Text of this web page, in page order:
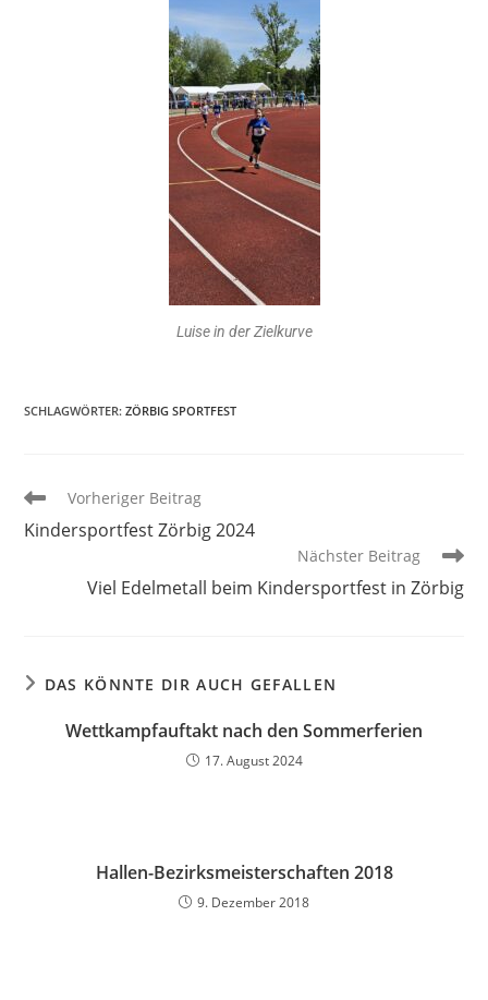
Luise in der Zielkurve
SCHLAGWÖRTER:ZÖRBIG SPORTFEST
Vorheriger Beitrag
Kindersportfest Zörbig 2024
Nächster Beitrag
Viel Edelmetall beim Kindersportfest in Zörbig
DAS KÖNNTE DIR AUCH GEFALLEN
Wettkampfauftakt nach den Sommerferien
17. August 2024
Hallen-Bezirksmeisterschaften 2018
9. Dezember 2018